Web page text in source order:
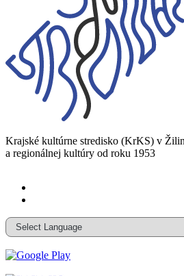
Krajské kultúrne stredisko (KrKS) v
a regionálnej kultúry od roku 1953